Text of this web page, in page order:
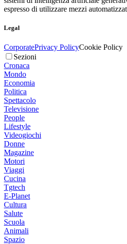
espresso di utilizzare mezzi
Legal
CorporatePrivacy PolicyCookie Policy
Sezioni
Cronaca
Mondo
Economia
Politica
Spettacolo
Televisione
People
Lifestyle
Videogiochi
Donne
Magazine
Motori
Viaggi
Cucina
Tgtech
E-Planet
Cultura
Salute
Scuola
Animali
Spazio